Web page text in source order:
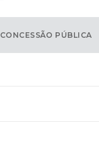
CONCESSÃO PÚBLICA